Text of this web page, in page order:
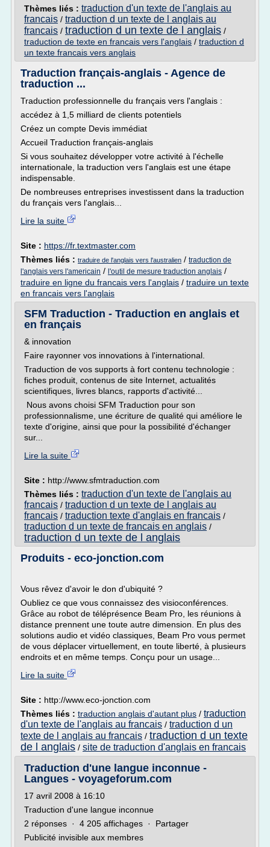
Thèmes liés : traduction d'un texte de l'anglais au
francais / traduction d un texte de l anglais au
francais / traduction d un texte de l anglais /
traduction de texte en francais vers l'anglais / traduction d
un texte francais vers anglais
Traduction français-anglais - Agence de
traduction ...
Traduction professionnelle du français vers l'anglais :
accédez à 1,5 milliard de clients potentiels
Créez un compte Devis immédiat
Accueil Traduction français-anglais
Si vous souhaitez développer votre activité à l'échelle
internationale, la traduction vers l'anglais est une étape
indispensable.
De nombreuses entreprises investissent dans la traduction
du français vers l'anglais...
Lire la suite
Site : https://fr.textmaster.com
Thèmes liés : traduire de l'anglais vers l'australien / traduction de
l'anglais vers l'americain / l'outil de mesure traduction anglais /
traduire en ligne du francais vers l'anglais / traduire un texte
en francais vers l'anglais
SFM Traduction - Traduction en anglais et
en français
& innovation
Faire rayonner vos innovations à l'international.
Traduction de vos supports à fort contenu technologie :
fiches produit, contenus de site Internet, actualités
scientifiques, livres blancs, rapports d'activité...
Nous avons choisi SFM Traduction pour son
professionnalisme, une écriture de qualité qui améliore le
texte d'origine, ainsi que pour la possibilité d'échanger
sur...
Lire la suite
Site : http://www.sfmtraduction.com
Thèmes liés : traduction d'un texte de l'anglais au
francais / traduction d un texte de l anglais au
francais / traduction texte d'anglais en francais /
traduction d un texte de francais en anglais /
traduction d un texte de l anglais
Produits - eco-jonction.com
Vous rêvez d'avoir le don d'ubiquité ?
Oubliez ce que vous connaissez des visioconférences.
Grâce au robot de téléprésence Beam Pro, les réunions à
distance prennent une toute autre dimension. En plus des
solutions audio et vidéo classiques, Beam Pro vous permet
de vous déplacer virtuellement, en toute liberté, à plusieurs
endroits et en même temps. Conçu pour un usage...
Lire la suite
Site : http://www.eco-jonction.com
Thèmes liés : traduction anglais d'autant plus / traduction
d'un texte de l'anglais au francais / traduction d un
texte de l anglais au francais / traduction d un texte
de l anglais / site de traduction d'anglais en francais
Traduction d'une langue inconnue -
Langues - voyageforum.com
17 avril 2008 à 16:10
Traduction d'une langue inconnue
2 réponses · 4 205 affichages · Partager
Publicité invisible aux membres